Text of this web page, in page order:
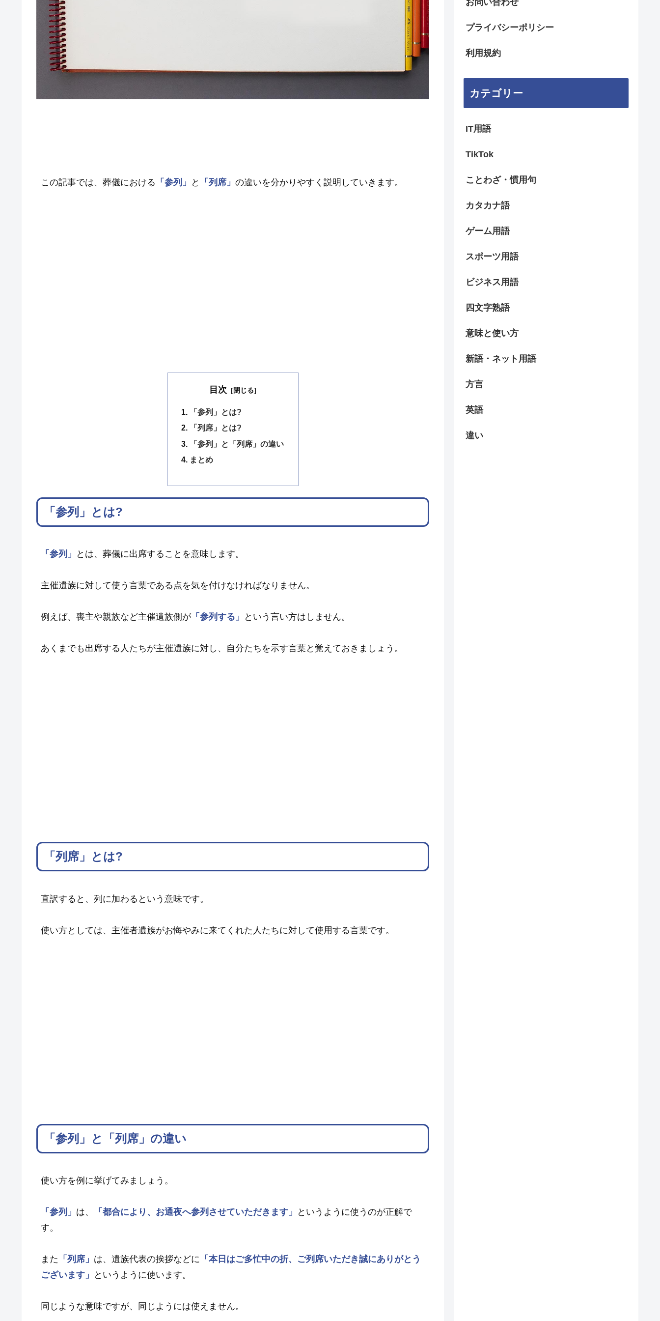
この記事では、葬儀における 「参列」 と 「列席」 の違いを分かりやすく説明していきます。
目次
「参列」とは?
「列席」とは?
「参列」と「列席」の違い
まとめ
「参列」とは?
「参列」 とは、葬儀に出席することを意味します。
主催遺族に対して使う言葉である点を気を付けなければなりません。
例えば、喪主や親族など主催遺族側が 「参列する」 という言い方はしません。
あくまでも出席する人たちが主催遺族に対し、自分たちを示す言葉と覚えておきましょう。
「列席」とは?
直訳すると、列に加わるという意味です。
使い方としては、主催者遺族がお悔やみに来てくれた人たちに対して使用する言葉です。
「参列」と「列席」の違い
使い方を例に挙げてみましょう。
「参列」 は、 「都合により、お通夜へ参列させていただきます」
というように使うのが正解で
す。
また 「列席」 は、遺族代表の挨拶などに 「本日はご多忙中の折、ご列席いただき誠にありがとう
ございます」
というように使います。
同じような意味ですが、同じようには使えません。
プライバシーポリシー
利用規約
カテゴリー
IT用語
TikTok
ことわざ・慣用句
カタカナ語
ゲーム用語
スポーツ用語
ビジネス用語
四文字熟語
意味と使い方
新語・ネット用語
方言
英語
違い